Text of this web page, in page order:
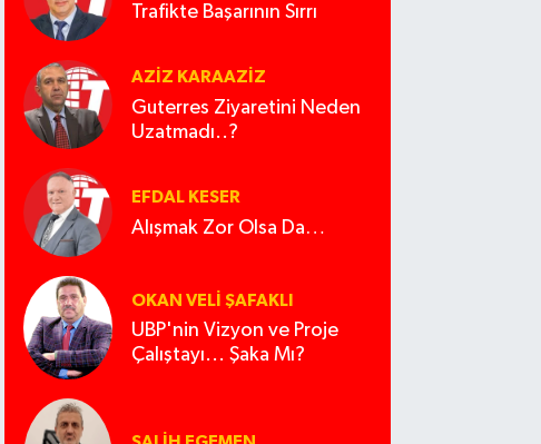
Trafikte Başarının Sırrı
AZIZ KARAAZIZ
Guterres Ziyaretini Neden
Uzatmadı..?
EFDAL KESER
Alışmak Zor Olsa Da…
OKAN VELI ŞAFAKLI
UBP'nin Vizyon ve Proje
Çalıştayı... Şaka Mı?